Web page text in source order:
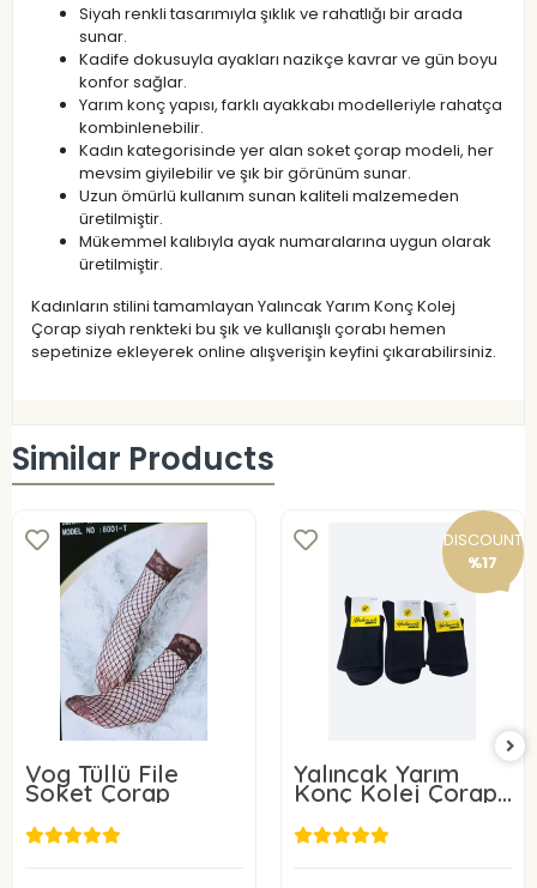
Siyah renkli tasarımıyla şıklık ve rahatlığı bir arada
sunar.
Kadife dokusuyla ayakları nazikçe kavrar ve gün boyu
konfor sağlar.
Yarım konç yapısı, farklı ayakkabı modelleriyle rahatça
kombinlenebilir.
Kadın kategorisinde yer alan soket çorap modeli, her
mevsim giyilebilir ve şık bir görünüm sunar.
Uzun ömürlü kullanım sunan kaliteli malzemeden
üretilmiştir.
Mükemmel kalıbıyla ayak numaralarına uygun olarak
üretilmiştir.
Kadınların stilini tamamlayan Yalıncak Yarım Konç Kolej
Çorap siyah renkteki bu şık ve kullanışlı çorabı hemen
sepetinize ekleyerek online alışverişin keyfini çıkarabilirsiniz.
Similar Products
Vog Tüllü File
Soket Çorap
6,00 USD
DISCOUNT
%17
Yalıncak Yarım
Konç Kolej Çorap
Siyah Renk 12 Adet
Desensiz Model